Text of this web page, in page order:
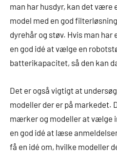
man har husdyr, kan det være
model med en god
dyrehår og støv. Hvis man
en god idé at vælge en
batterikapacitet, så den kan
Det er også vigtigt at
modeller der er på markedet.
mærker og modeller at vælge
en god idé at læse
få en idé om, hvilke modeller